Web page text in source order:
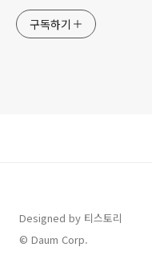
구독하기
Designed by 티스토리
© Daum Corp.